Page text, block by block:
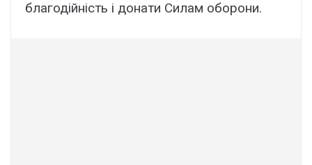
благодійність і донати Силам оборони.